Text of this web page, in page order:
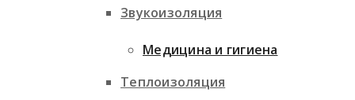
Звукоизоляция
Теплоизоляция
Медицина и гигиена